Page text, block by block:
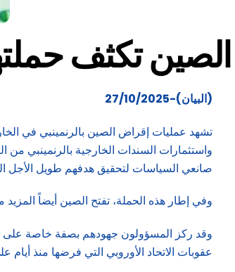
الصين تكثف
(البيان)-27/10/2025
تشهد عمليات إقراض الصين بالرنمينبي في
صانعي السياسات لتحقيق هدفهم طويل الأجل
وفي إطار هذه الحملة، تفتح الصين أيضاً
وقد ركز المسؤولون جهودهم بصفة خاصة على
عقوبات الاتحاد الأوروبي التي فرضها منذ